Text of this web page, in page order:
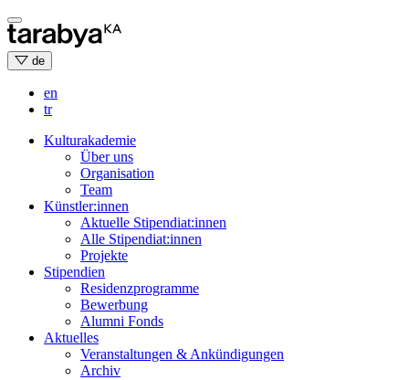
Skip
to
content
de
en
tr
Kulturakademie
Über uns
Organisation
Team
Künstler:innen
Aktuelle Stipendiat:innen
Alle Stipendiat:innen
Projekte
Stipendien
Residenzprogramme
Bewerbung
Alumni Fonds
Aktuelles
Veranstaltungen & Ankündigungen
Archiv